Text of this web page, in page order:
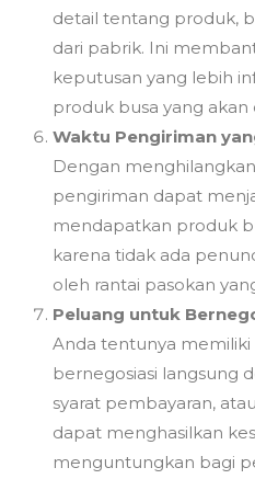
detail tentang produk,
dari pabrik. Ini
keputusan yang lebih
produk busa yang akan
Waktu Pengiriman
Dengan
pengiriman dapat
mendapatkan produk
karena tidak ada
oleh rantai pasokan
Peluang untuk
Anda tentunya
bernegosiasi langsung
syarat pembayaran,
dapat menghasilkan
menguntungkan bagi